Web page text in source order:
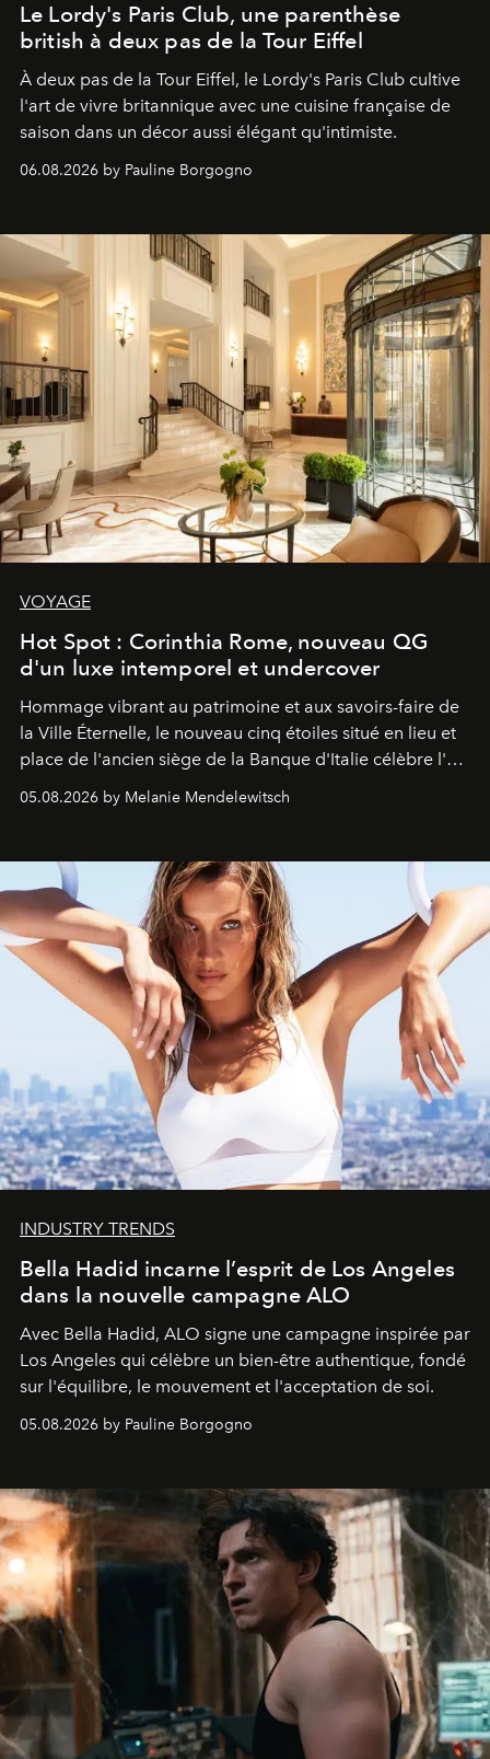
Le Lordy's Paris Club, une parenthèse
british à deux pas de la Tour Eiffel
À deux pas de la Tour Eiffel, le Lordy's Paris Club cultive
l'art de vivre britannique avec une cuisine française de
saison dans un décor aussi élégant qu'intimiste.
06.08.2026 by Pauline Borgogno
VOYAGE
Hot Spot : Corinthia Rome, nouveau QG
d'un luxe intemporel et undercover
Hommage vibrant au patrimoine et aux savoirs-faire de
la Ville Éternelle, le nouveau cinq étoiles situé en lieu et
place de l'ancien siège de la Banque d'Italie célèbre l'art
de vivre Romain dans toute son élégance intemporelle.
05.08.2026 by Melanie Mendelewitsch
INDUSTRY TRENDS
Bella Hadid incarne l’esprit de Los Angeles
dans la nouvelle campagne ALO
Avec Bella Hadid, ALO signe une campagne inspirée par
Los Angeles qui célèbre un bien-être authentique, fondé
sur l'équilibre, le mouvement et l'acceptation de soi.
05.08.2026 by Pauline Borgogno